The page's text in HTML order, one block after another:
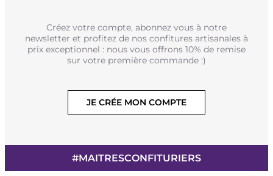
Créez votre compte, abonnez vous à notre
newsletter et profitez de nos confitures artisanales à
prix exceptionnel : nous vous offrons 10% de remise
sur votre première commande :)
JE CRÉE MON COMPTE
#MAITRESCONFITURIERS